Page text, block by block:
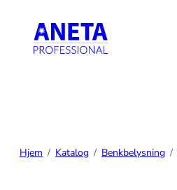
innhold
Hjem Katalog Benkbelysning